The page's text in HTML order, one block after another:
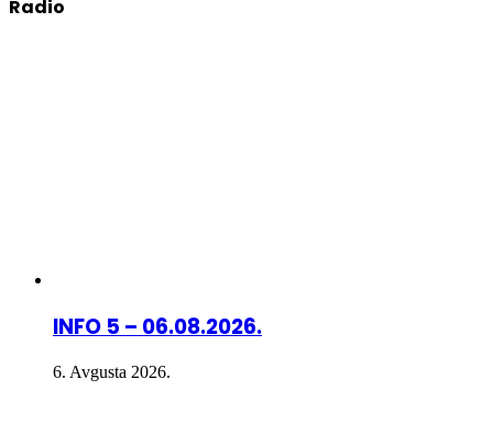
Radio
INFO 5 – 06.08.2026.
6. Avgusta 2026.